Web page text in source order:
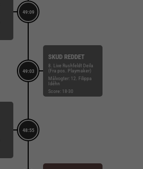
49:09
49:03
SKUD REDDET
8. Live Rushfeldt Deila
(Fra pos. Playmaker)
Målvogter: 12. Filippa
Idéhn
Score: 18-30
48:55